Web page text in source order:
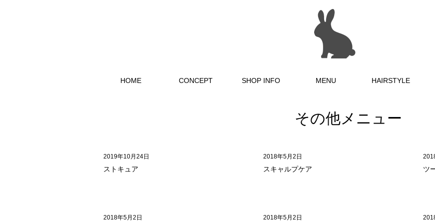
HOME CONCEPT SHOP INFO MENU HAIRSTYLE
その他メニュー
2019年10月24日
ストキュア
2018年5月2日
スキャルプケア ツ
2018年5月2日 2018年5月2日